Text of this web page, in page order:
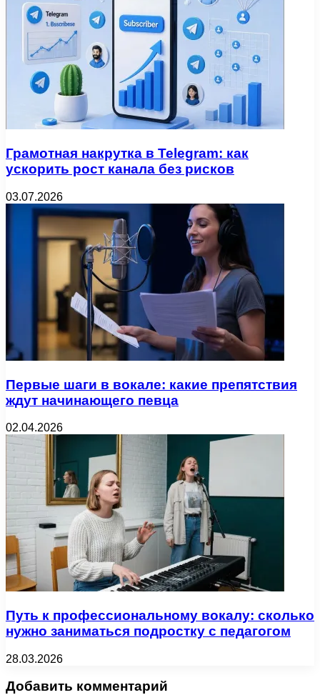
Грамотная накрутка в Telegram: как
ускорить рост канала без рисков
03.07.2026
Первые шаги в вокале: какие препятствия
ждут начинающего певца
02.04.2026
Путь к профессиональному вокалу: сколько
нужно заниматься подростку с педагогом
28.03.2026
Добавить комментарий